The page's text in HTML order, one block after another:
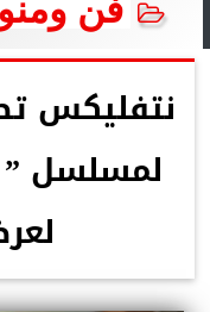
فن
نتفليكس
لمسلسل ”
لعرضه